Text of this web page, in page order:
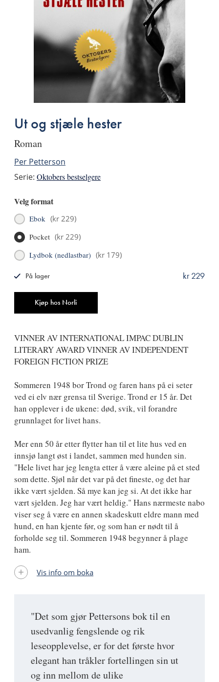
Ut og stjæle hester
roman
Per Petterson
Serie: Oktobers bestselgere
Velg format
Ebok (kr 229)
Pocket (kr 229)
Lydbok (nedlastbar) (kr 179)
Kjøp hos Norli
kr 229
På lager
"Det som gjør Pettersons bok til en
usedvanlig fengslende og rik
leseopplevelse, er for det første hvor
elegant han tråkler fortellingen sin ut
og inn mellom de ulike
VINNER AV INTERNATIONAL IMPAC DUBLIN
LITERARY AWARD VINNER AV INDEPENDENT
FOREIGN FICTION PRIZE
Sommeren 1948 bor Trond og faren hans på ei seter
ved ei elv nær grensa til Sverige. Trond er 15 år. Det
han opplever i de ukene: død, svik, vil forandre
grunnlaget for livet hans.
Mer enn 50 år etter flytter han til et lite hus ved en
innsjø langt øst i landet, sammen med hunden sin.
"Hele livet har jeg lengta etter å være aleine på et sted
som dette. Sjøl når det var på det fineste, og det har
ikke vært sjelden. Så mye kan jeg si. At det ikke har
vært sjelden. Jeg har vært heldig." Hans nærmeste nabo
viser seg å være en annen skadeskutt eldre mann med
hund, en han kjente før, og som han er nødt til å
forholde seg til. Sommeren 1948 begynner å plage
ham.
Vis info om boka